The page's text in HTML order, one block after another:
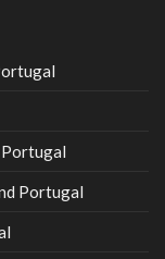
Portugal
Portugal